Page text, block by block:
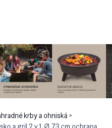
krby a ohniská >